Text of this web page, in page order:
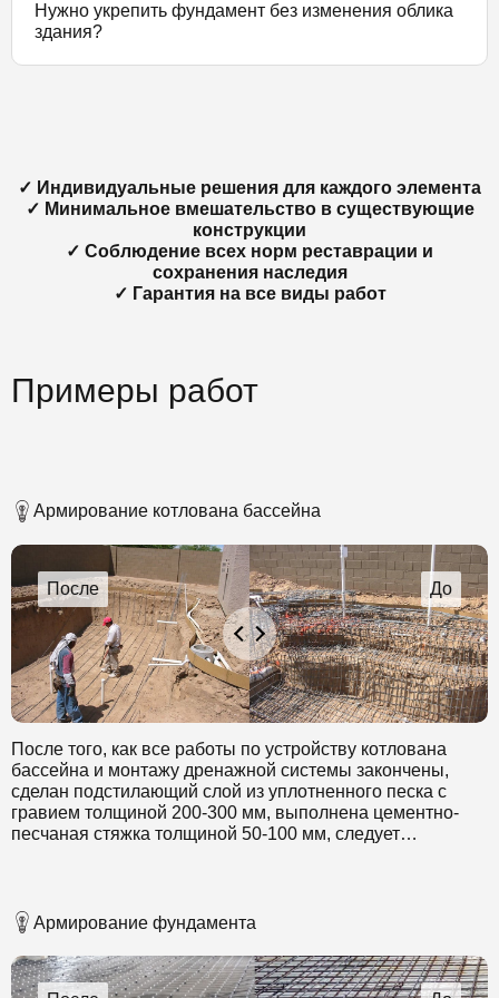
Нужно укрепить фундамент без изменения облика
здания?
✓ Индивидуальные решения для каждого элемента
✓ Минимальное вмешательство в существующие
конструкции
✓ Соблюдение всех норм реставрации и
сохранения наследия
✓ Гарантия на все виды работ
Примеры работ
Армирование котлована бассейна
После того, как все работы по устройству котлована
бассейна и монтажу дренажной системы закончены,
сделан подстилающий слой из уплотненного песка с
гравием толщиной 200-300 мм, выполнена цементно-
песчаная стяжка толщиной 50-100 мм, следует
рассчитывается на стадии проектирования бассейна.
Применили арматуру диаметром 14-16 мм, класс А3, для
армирования стен чаши диаметром 10-12 мм, А3.
Арматура перевязывается вязальной проволокой ВР-1,
Армирование фундамента